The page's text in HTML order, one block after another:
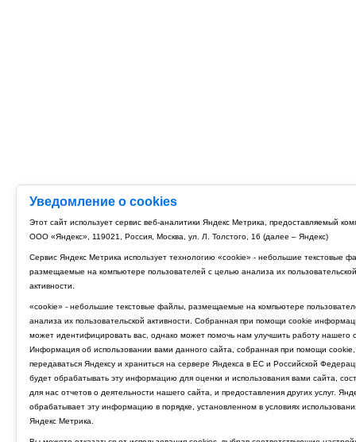
Уведомление о cookies
Этот сайт использует сервис веб-аналитики Яндекс Метрика, предоставляемый
ООО «Яндекс», 119021, Россия, Москва, ул. Л. Толстого, 16 (далее – Яндекс)
Сервис Яндекс Метрика использует технологию «cookie» - небольшие текстовые
размещаемые на компьютере пользователей с целью анализа их пользовательской
активности.
«cookie» - небольшие текстовые файлы, размещаемые на компьютере
анализа их пользовательской активности. Собранная при помощи cookie
может идентифицировать вас, однако может помочь нам улучшить работу нашего
Информация об использовании вами данного сайта, собранная при помощи cookie,
передаваться Яндексу и храниться на сервере Яндекса в ЕС и Российской
будет обрабатывать эту информацию для оценки и использования вами сайта,
для нас отчетов о деятельности нашего сайта, и предоставления других услуг.
обрабатывает эту информацию в порядке, установленном в условиях
Яндекс Метрика.